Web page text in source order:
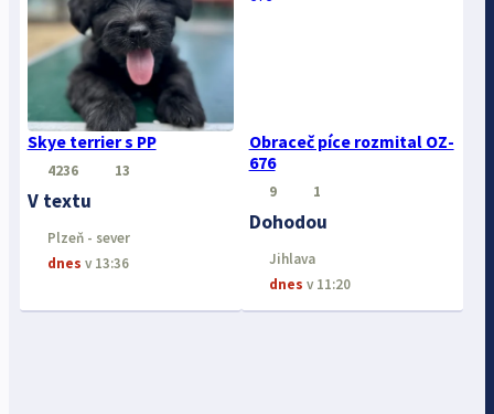
Skye terrier s PP
4236 13
V textu
Plzeň - sever
dnes v 13:36
Obraceč píce rozmital OZ-
676
9 1
Dohodou
Jihlava
dnes v 11:20